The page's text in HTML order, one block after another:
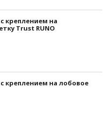
креплением на
Trust RUNO
креплением на лобовое